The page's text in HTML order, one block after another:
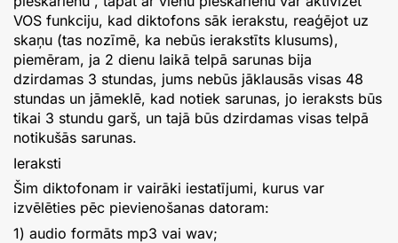
VOS funkciju, kad diktofons sāk ierakstu, reaģējot uz
skaņu (tas nozīmē, ka nebūs ierakstīts klusums),
piemēram, ja 2 dienu laikā telpā sarunas bija
dzirdamas 3 stundas, jums nebūs jāklausās visas 48
stundas un jāmeklē, kad notiek sarunas, jo ieraksts būs
tikai 3 stundu garš, un tajā būs dzirdamas visas telpā
notikušās sarunas.
Ieraksti
Šim diktofonam ir vairāki iestatījumi, kurus var
izvēlēties pēc pievienošanas datoram:
1) audio formāts mp3 vai wav;